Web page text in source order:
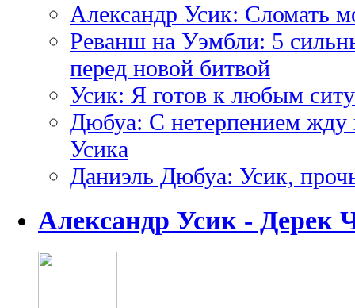
Александр Усик: Сломать
Реванш на Уэмбли: 5
перед новой битвой
Усик: Я готов к любым
Дюбуа: С нетерпением жду
Усика
Даниэль Дюбуа: Усик,
Александр Усик - Дерек